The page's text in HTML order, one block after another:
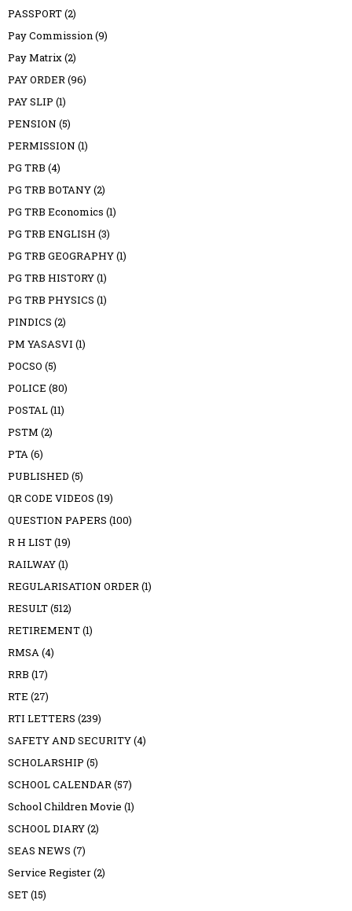
PASSPORT(2)
Pay Commission(9)
Pay Matrix(2)
PAY ORDER(96)
PAY SLIP (1)
PENSION (5)
PERMISSION (1)
PG TRB (4)
PG TRB BOTANY(2)
PG TRB Economics (1)
PG TRB ENGLISH (3)
PG TRB GEOGRAPHY(1)
PG TRB HISTORY(1)
PG TRB PHYSICS (1)
PINDICS (2)
PM YASASVI (1)
POCSO (5)
POLICE (80)
POSTAL(11)
PSTM (2)
PTA(6)
PUBLISHED (5)
QR CODE VIDEOS (19)
QUESTION PAPERS (100)
R H LIST(19)
RAILWAY(1)
REGULARISATION ORDER(1)
RESULT(512)
RETIREMENT(1)
RMSA(4)
RRB (17)
RTE (27)
RTI LETTERS (239)
SAFETY AND SECURITY(4)
SCHOLARSHIP (5)
SCHOOL CALENDAR(57)
School Children Movie (1)
SCHOOL DIARY(2)
SEAS NEWS (7)
Service Register(2)
SET(15)